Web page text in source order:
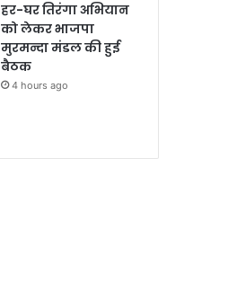
हर-घर तिरंगा अभियान
को लेकर भाजपा
मुरमन्दा मंडल की हुई
बैठक
4 hours ago